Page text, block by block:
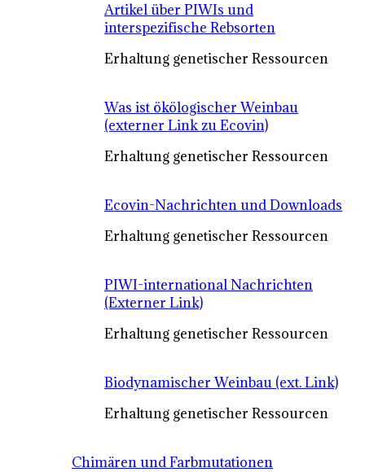
Artikel über PIWIs und
interspezifische Rebsorten
Erhaltung genetischer Ressourcen
Was ist ökölogischer Weinbau
(externer Link zu Ecovin)
Erhaltung genetischer Ressourcen
Ecovin-Nachrichten und Downloads
Erhaltung genetischer Ressourcen
PIWI-international Nachrichten
(Externer Link)
Erhaltung genetischer Ressourcen
Biodynamischer Weinbau (ext. Link)
Erhaltung genetischer Ressourcen
Chimären und Farbmutationen